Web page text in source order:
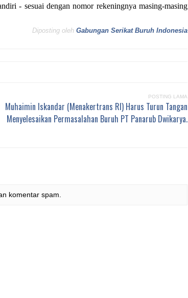
- sesuai dengan nomor rekeningnya masing-masing
Diposting oleh Gabungan Serikat Buruh Indonesia
POSTING LAMA
Muhaimin Iskandar (Menakertrans RI) Harus Turun Tangan
Menyelesaikan Permasalahan Buruh PT Panarub Dwikarya.
komentar spam.